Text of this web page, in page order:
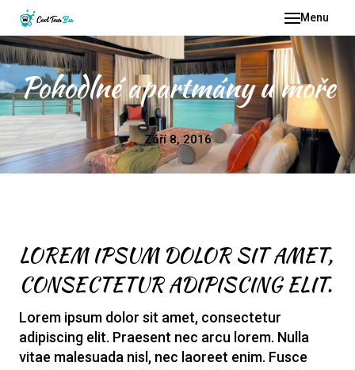
Menu
KDO
KDE
CO
Pohodlné apartmány u moře
Září 8, 2016
LOREM IPSUM DOLOR SIT AMET,
CONSECTETUR ADIPISCING ELIT.
Lorem ipsum dolor sit amet, consectetur
adipiscing elit. Praesent nec arcu lorem. Nulla
vitae malesuada nisl, nec laoreet enim. Fusce